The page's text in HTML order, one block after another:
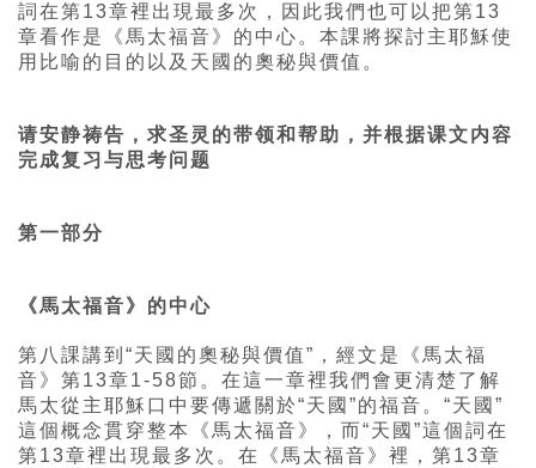
詞在第13章裡出現最多次，因此我們也可以把第13
章看作是《馬太福音》的中心。本課將探討主耶穌使
用比喻的目的以及天國的奧秘與價值。
请安静祷告，求圣灵的带领和帮助，并根据课文内容
完成复习与思考问题
第一部分
《馬太福音》的中心
第八課講到“天國的奧秘與價值”，經文是《馬太福
音》第13章1-58節。在這一章裡我們會更清楚了解
馬太從主耶穌口中要傳遞關於“天國”的福音。“天國”
這個概念貫穿整本《馬太福音》，而“天國”這個詞在
第13章裡出現最多次。在《馬太福音》裡，第13章